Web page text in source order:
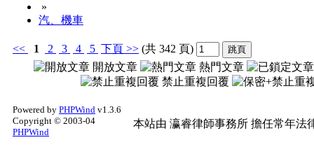
»
汽、機車
<< 1 2 3 4 5 下頁 >> (共 342 頁)
開放文章
熱門文章
禁止重複回覆
Powered by PHPWind v1.3.6
Copyright © 2003-04
PHPWind
本站由 瀛睿律師事務所 擔任常年法